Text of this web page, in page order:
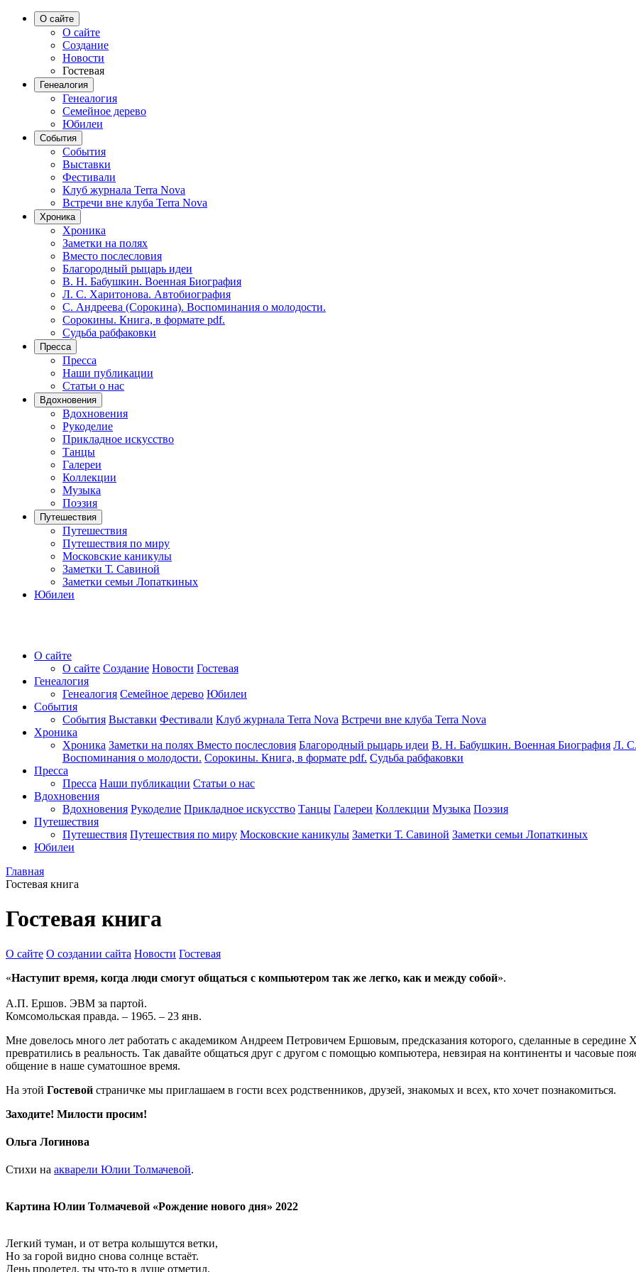
О сайте
О сайте
Создание
Новости
Гостевая
Генеалогия
Генеалогия
Семейное дерево
Юбилеи
События
События
Выставки
Фестивали
Клуб журнала Terra Nova
Встречи вне клуба Terra Nova
Хроника
Хроника
Заметки на полях
Вместо послесловия
Благородный рыцарь идеи
В. Н. Бабушкин. Военная Биография
Л. С. Харитонова. Автобиография
С. Андреева (Сорокина). Воспоминания о молодости.
Сорокины. Книга, в формате pdf.
Судьба рабфаковки
Пресса
Пресса
Наши публикации
Статьи о нас
Вдохновения
Вдохновения
Рукоделие
Прикладное искусство
Танцы
Галереи
Коллекции
Музыка
Поэзия
Путешествия
Путешествия
Путешествия по миру
Московские каникулы
Заметки Т. Савиной
Заметки семьи Лопаткиных
Юбилеи
О сайте
О сайте Создание Новости Гостевая
Генеалогия
Генеалогия Семейное дерево Юбилеи
События
События Выставки Фестивали Клуб журнала Terra Nova Встречи вне клуба Terra Nova
Хроника
Хроника Заметки на полях Вместо послесловия Благородный рыцарь идеи В. Н. Бабушкин. Военная Биография Л.
Воспоминания о молодости. Сорокины. Книга, в формате pdf. Судьба рабфаковки
Пресса
Пресса Наши публикации Статьи о нас
Вдохновения
Вдохновения Рукоделие Прикладное искусство Танцы Галереи Коллекции Музыка Поэзия
Путешествия
Путешествия Путешествия по миру Московские каникулы Заметки Т. Савиной Заметки семьи Лопаткиных
Юбилеи
Главная
Гостевая книга
Гостевая книга
О сайте О создании сайта Новости Гостевая
«Наступит время, когда люди смогут общаться с компьютером так же легко, как и между собой».
А.П. Ершов. ЭВМ за партой.
Комсомольская правда. – 1965. – 23 янв.
Мне довелось много лет работать с академиком Андреем Петровичем Ершовым, предсказания которого, сделанные в
превратились в реальность. Так давайте общаться друг с другом с помощью компьютера, невзирая на континенты и часовые
общение в наше суматошное время.
На этой Гостевой страничке мы приглашаем в гости всех родственников, друзей, знакомых и всех, кто хочет познакомиться.
Заходите! Милости просим!
Ольга Логинова
Стихи на акварели Юлии Толмачевой.
Картина Юлии Толмачевой «Рождение нового дня» 2022
Легкий туман, и от ветра колышутся ветки,
Но за горой видно снова солнце встаёт.
День пролетел, ты что-то в душе отметил.